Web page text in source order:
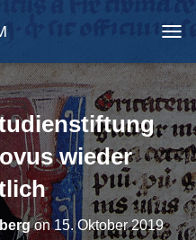
A
V
I
G
A
T
I
O
N
U
M
wieder
on15. Oktober 2019